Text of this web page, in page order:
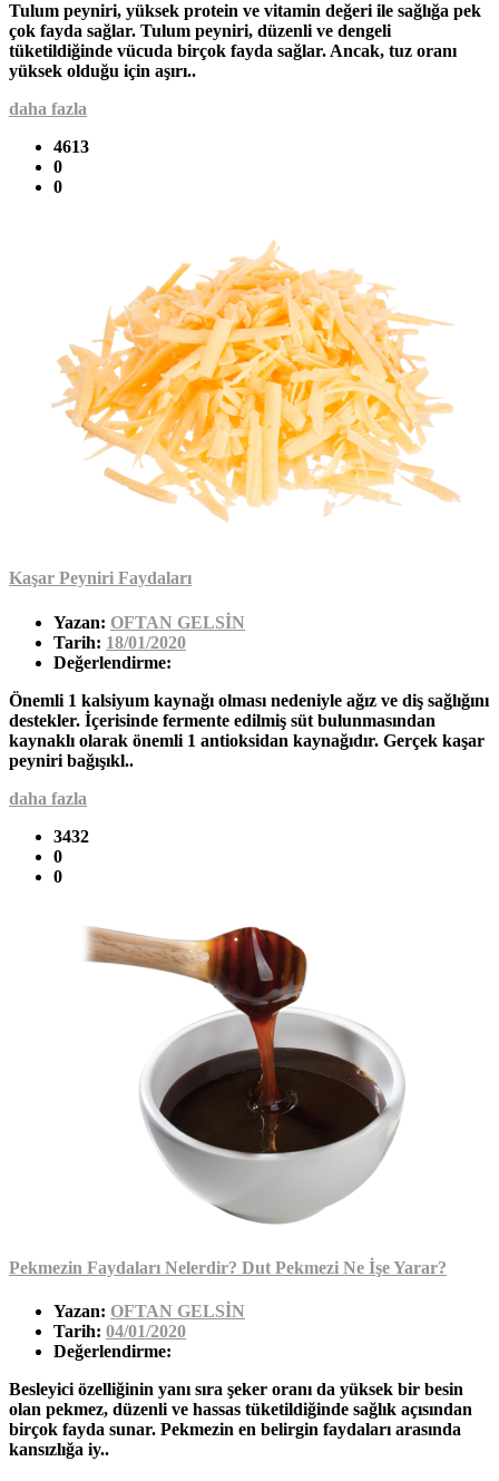
Tulum peyniri, yüksek protein ve vitamin değeri ile sağlığa pek
çok fayda sağlar. Tulum peyniri, düzenli ve dengeli
tüketildiğinde vücuda birçok fayda sağlar. Ancak, tuz oranı
yüksek olduğu için aşırı..
daha fazla
4613
0
0
Kaşar Peyniri Faydaları
Yazan: OFTAN GELSİN
Tarih: 18/01/2020
Değerlendirme:
Önemli 1 kalsiyum kaynağı olması nedeniyle ağız ve diş sağlığını
destekler. İçerisinde fermente edilmiş süt bulunmasından
kaynaklı olarak önemli 1 antioksidan kaynağıdır. Gerçek kaşar
peyniri bağışıkl..
daha fazla
3432
0
0
Pekmezin Faydaları Nelerdir? Dut Pekmezi Ne İşe Yarar?
Yazan: OFTAN GELSİN
Tarih: 04/01/2020
Değerlendirme:
Besleyici özelliğinin yanı sıra şeker oranı da yüksek bir besin
olan pekmez, düzenli ve hassas tüketildiğinde sağlık açısından
birçok fayda sunar. Pekmezin en belirgin faydaları arasında
kansızlığa iy..